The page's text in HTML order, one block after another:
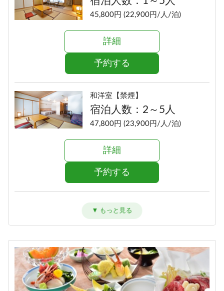
45,800円 (22,900円/人/泊)
詳細
予約する
和洋室【禁煙】
宿泊人数：2～5人
47,800円 (23,900円/人/泊)
詳細
予約する
詳細
予約する